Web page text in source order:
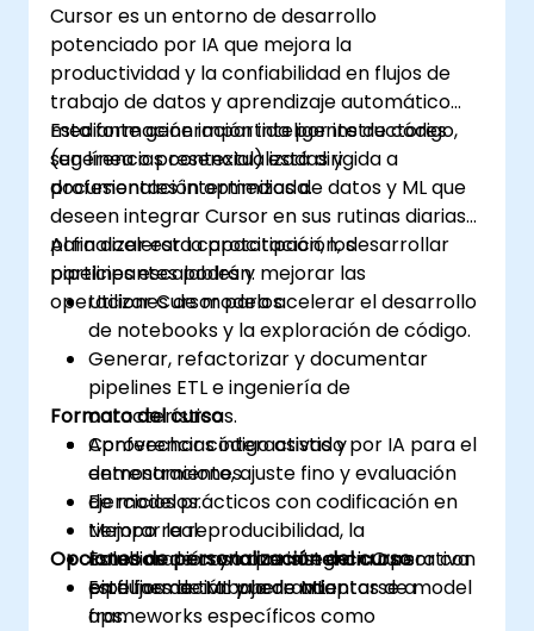
Cursor es un entorno de desarrollo
potenciado por IA que mejora la
productividad y la confiabilidad en flujos de
trabajo de datos y aprendizaje automático
mediante generación inteligente de código,
sugerencias contextualizadas y
documentación optimizada.
Esta formación impartida por instructores
(en línea o presencial) está dirigida a
profesionales intermedios de datos y ML que
deseen integrar Cursor en sus rutinas diarias
para acelerar la prototipación, desarrollar
pipelines escalables y mejorar las
operaciones de modelos.
Al finalizar esta capacitación, los
participantes podrán:
Utilizar Cursor para acelerar el desarrollo
de notebooks y la exploración de código.
Generar, refactorizar y documentar
pipelines ETL e ingeniería de
características.
Aprovechar código asistido por IA para el
entrenamiento, ajuste fino y evaluación
de modelos.
Mejorar la reproducibilidad, la
colaboración y la consistencia operativa
en flujos de trabajo de ML.
Formato del curso
Conferencias interactivas y
demostraciones.
Ejercicios prácticos con codificación en
tiempo real.
Estudios de caso que integran Cursor con
pipelines de ML y herramientas de model
ops.
Opciones de personalización del curso
Esta formación puede adaptarse a
frameworks específicos como